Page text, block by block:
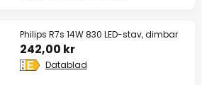
Philips R7s 14W 830 LED-stav, dimbar
242,00 kr
Datablad